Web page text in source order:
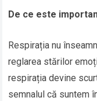
De ce este
Respirația nu
reglarea stărilor
respirația devine
semnalul că suntem